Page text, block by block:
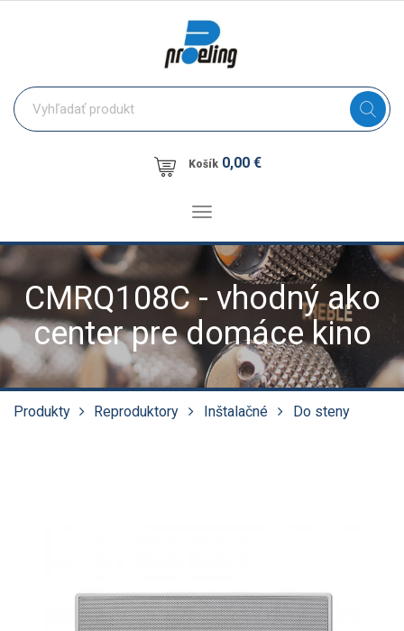
Košík 0,00 €
Toggle
CMRQ108C - vhodný ako
center pre domáce kino
Produkty Reproduktory Inštalačné Do steny